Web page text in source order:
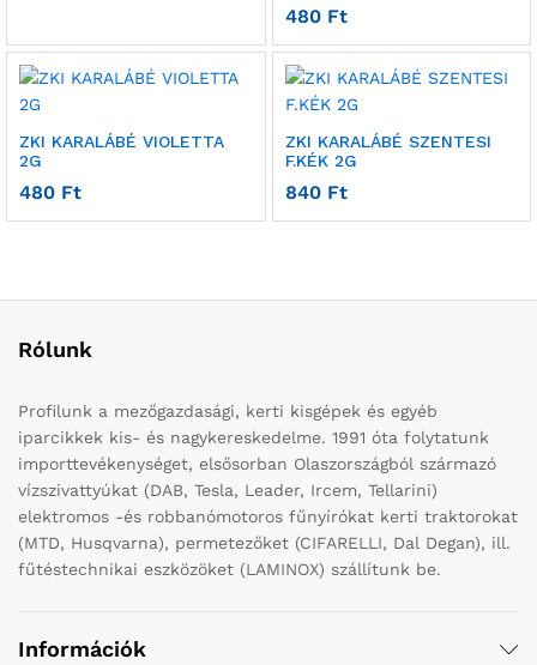
480 Ft
ZKI KARALÁBÉ VIOLETTA
2G
480 Ft
ZKI KARALÁBÉ SZENTESI
F.KÉK 2G
840 Ft
Rólunk
Profilunk a mezőgazdasági, kerti kisgépek és egyéb
iparcikkek kis- és nagykereskedelme. 1991 óta folytatunk
importtevékenységet, elsősorban Olaszországból származó
vízszivattyúkat (DAB, Tesla, Leader, Ircem, Tellarini)
elektromos -és robbanómotoros fűnyírókat kerti traktorokat
(MTD, Husqvarna), permetezőket (CIFARELLI, Dal Degan), ill.
fűtéstechnikai eszközöket (LAMINOX) szállítunk be.
Információk